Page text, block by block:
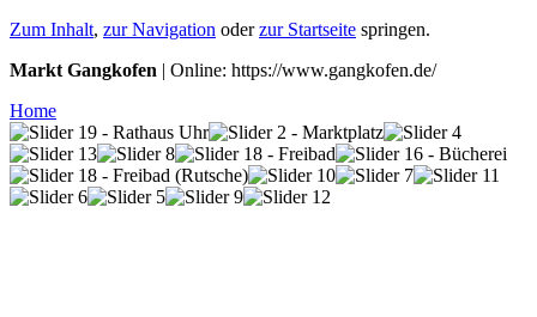
Zum Inhalt, zur Navigation oderzur Startseite springen.
Markt Gangkofen | Online: https://www.gangkofen.de/
Home